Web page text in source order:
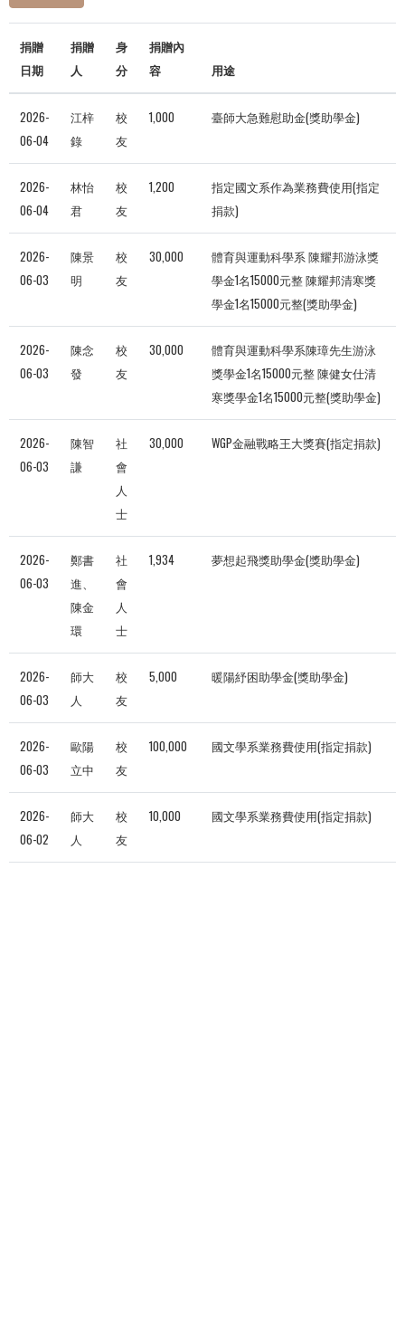
捐贈
日期
捐贈
人
身
分
捐贈內
容
用途
2026-
06-04
江梓
錄
校
友
1,000 臺師大急難慰助金(獎助學金)
2026-
06-04
林怡
君
校
友
1,200
指定國文系作為業務費使用(指定
捐款)
2026-
06-03
陳景
明
校
友
30,000
體育與運動科學系 陳耀邦游泳獎
學金1名15000元整 陳耀邦清寒獎
學金1名15000元整(獎助學金)
2026-
06-03
陳念
發
校
友
30,000
體育與運動科學系陳璋先生游泳
獎學金1名15000元整 陳健女仕清
寒獎學金1名15000元整(獎助學金)
2026-
06-03
陳智
謙
社
會
人
士
30,000 WGP金融戰略王大獎賽(指定捐款)
2026-
06-03
鄭書
進、
陳金
環
社
會
人
士
1,934 夢想起飛獎助學金(獎助學金)
2026-
06-03
師大
人
校
友
5,000 暖陽紓困助學金(獎助學金)
2026-
06-03
歐陽
立中
校
友
100,000 國文學系業務費使用(指定捐款)
2026-
06-02
師大
人
校
友
10,000 國文學系業務費使用(指定捐款)